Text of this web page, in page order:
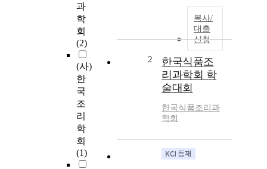
과
학
회
(2)
(사)
한
국
조
리
학
회
(1)
복사/
대출
신청
2
한국식품조
리과학회 학
술대회
한국식품조리과
학회